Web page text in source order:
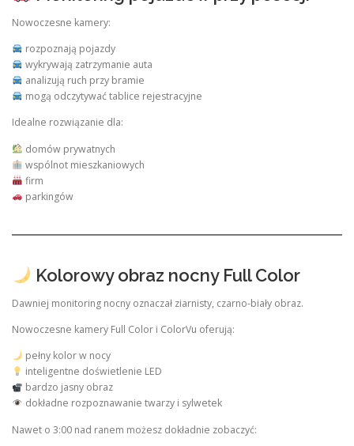
Nowoczesne kamery:
rozpoznają pojazdy
wykrywają zatrzymanie auta
analizują ruch przy bramie
mogą odczytywać tablice rejestracyjne
Idealne rozwiązanie dla:
domów prywatnych
wspólnot mieszkaniowych
firm
parkingów
Kolorowy obraz nocny Full Color
Dawniej monitoring nocny oznaczał ziarnisty, czarno-biały obraz.
Nowoczesne kamery Full Color i ColorVu oferują:
pełny kolor w nocy
inteligentne doświetlenie LED
bardzo jasny obraz
dokładne rozpoznawanie twarzy i sylwetek
Nawet o 3:00 nad ranem możesz dokładnie zobaczyć: